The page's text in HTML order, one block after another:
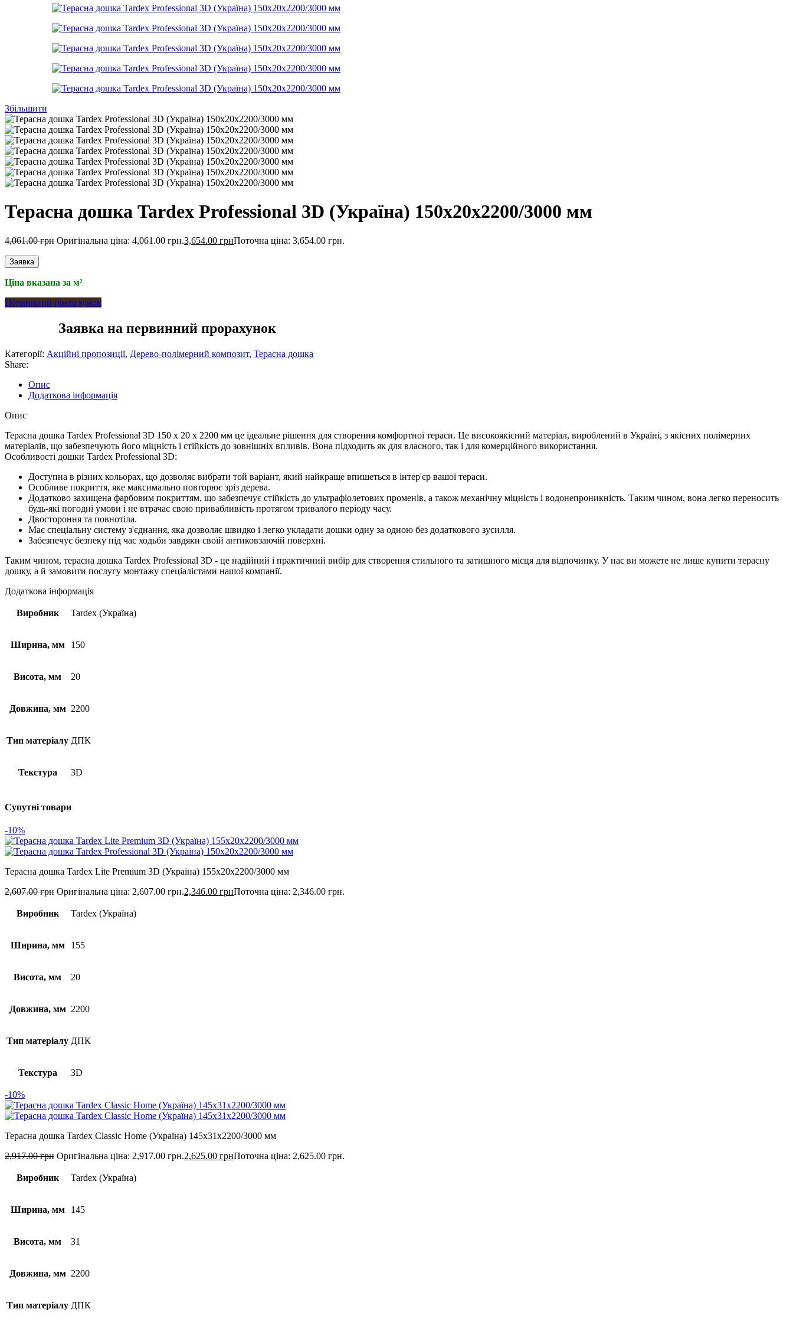
Збільшити
Терасна дошка Tardex Professional 3D (Україна) 150х20х2200/3000 мм
4,061.00грн Оригінальна ціна: 4,061.00 грн.3,654.00 грнПоточна ціна: 3,654.00 грн.
Заявка
Ціна вказана за м²
Первинний прорахунок
Заявка на первинний прорахунок
Категорії: Акційні пропозиції, Дерево-полімерний композит, Терасна дошка
Share:
Опис
Додаткова інформація
Опис
Терасна дошка Tardex Professional 3D 150 х 20 х 2200 мм це ідеальне рішення для створення комфортної тераси. Це високоякісний матеріал, вироблений в Україні, з якісних полімерних
матеріалів, що забезпечують його міцність і стійкість до зовнішніх впливів. Вона підходить як для власного, так і для комерційного використання.
Особливості дошки Tardex Professional 3D:
Доступна в різних кольорах, що дозволяє вибрати той варіант, який найкраще впишеться в інтер'єр вашої тераси.
Особливе покриття, яке максимально повторює зріз дерева.
Додатково захищена фарбовим покриттям, що забезпечує стійкість до ультрафіолетових променів, а також механічну міцність і водонепроникність. Таким чином, вона легко переносить
будь-які погодні умови і не втрачає свою привабливість протягом тривалого періоду часу.
Двостороння та повнотіла.
Має спеціальну систему з'єднання, яка дозволяє швидко і легко укладати дошки одну за одною без додаткового зусилля.
Забезпечує безпеку під час ходьби завдяки своїй антиковзаючій поверхні.
Таким чином, терасна дошка Tardex Professional 3D - це надійний і практичний вибір для створення стильного та затишного місця для відпочинку. У нас ви можете не лише купити терасну
дошку, а й замовити послугу монтажу спеціалістами нашої компанії.
Додаткова інформація
Виробник Tardex (Україна)
Ширина, мм 150
Висота, мм 20
Довжина, мм 2200
Тип матеріалу ДПК
Текстура 3D
Супутні товари
-10%
Терасна дошка Tardex Lite Premium 3D (Україна) 155х20х2200/3000 мм
2,607.00грн Оригінальна ціна: 2,607.00 грн.2,346.00 грнПоточна ціна: 2,346.00 грн.
Виробник Tardex (Україна)
Ширина, мм 155
Висота, мм 20
Довжина, мм 2200
Тип матеріалу ДПК
Текстура 3D
-10%
Терасна дошка Tardex Classic Home (Україна) 145х31х2200/3000 мм
2,917.00грн Оригінальна ціна: 2,917.00 грн.2,625.00 грнПоточна ціна: 2,625.00 грн.
Виробник Tardex (Україна)
Ширина, мм 145
Висота, мм 31
Довжина, мм 2200
Тип матеріалу ДПК